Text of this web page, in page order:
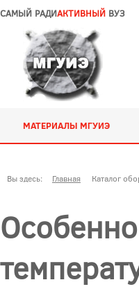
САМЫЙ РАДИАКТИВНЫЙ ВУЗ
МАТЕРИАЛЫ МГУИЭ
Вы здесь: Главная Каталог